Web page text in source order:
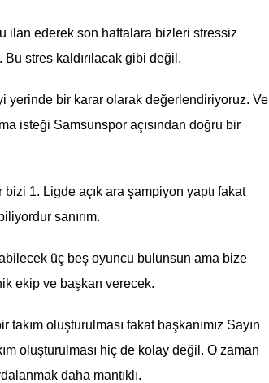
ilan ederek son haftalara bizleri stressiz
stres kaldırılacak gibi değil.
yerinde bir karar olarak değerlendiriyoruz. Ve
isteği Samsunspor açısından doğru bir
1. Ligde açık ara şampiyon yaptı fakat
sanırım.
üç beş oyuncu bulunsun ama bize
ekip ve başkan verecek.
oluşturulması fakat başkanımız Sayın
oluşturulması hiç de kolay değil. O zaman
daha mantıklı.